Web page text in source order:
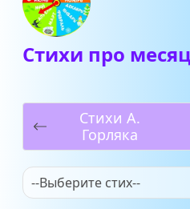
Стихи про
Стихи А.
Горляка
--Выберите стих--